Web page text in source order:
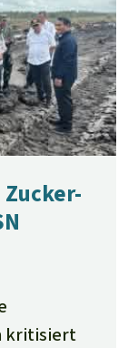
kritisiert